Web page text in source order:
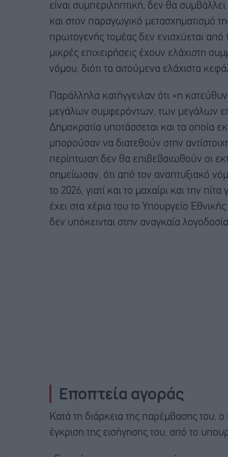
είναι συμπεριληπτική, δεν θα
και στον παραγωγικό μετασχηματισμό
πρωτογενής τομέας δεν ενισχύεται από
μικρές επιχειρήσεις έχουν ελάχιστη
νόμου, διότι τα αιτούμενα ελάχιστα
Παράλληλα κατήγγειλαν ότι «η
μεγάλων συμφερόντων, των μεγάλων
Δημοκρατία υποτάσσεται και τα οποία
μπορούσαν να διατεθούν στην
περίπτωση δεν θα επιβεβαιωθούν οι
σημείωσαν, ότι από τον αναπτυξιακό
το 2026, γιατί και το μαχαίρι και την
έχει στα χέρια του το Υπουργείο
δεν υπόκεινται στην αναγκαία
Εποπτεία αγοράς
Κατά τη διάρκεια της παρέμβασης του,
έγκριση της εισήγησης του, από το